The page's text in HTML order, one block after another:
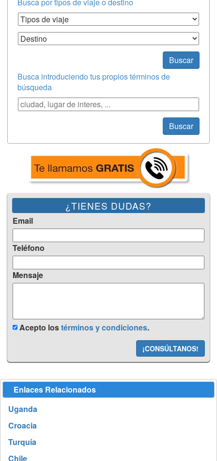
Busca por tipos de viaje o destino
Tipos de Viaje
Destino
Buscar
Busca introduciendo tus propios términos de
búsqueda
Búsqueda
Buscar
¿TIENES DUDAS?
Email
Teléfono
Mensaje
Acepto lostérminos y condiciones.
¡CONSÚLTANOS!
Enlaces Relacionados
Uganda
Croacia
Turquía
Chile